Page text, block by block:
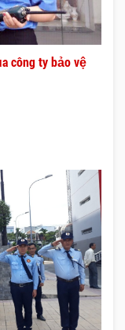
công ty bảo vệ